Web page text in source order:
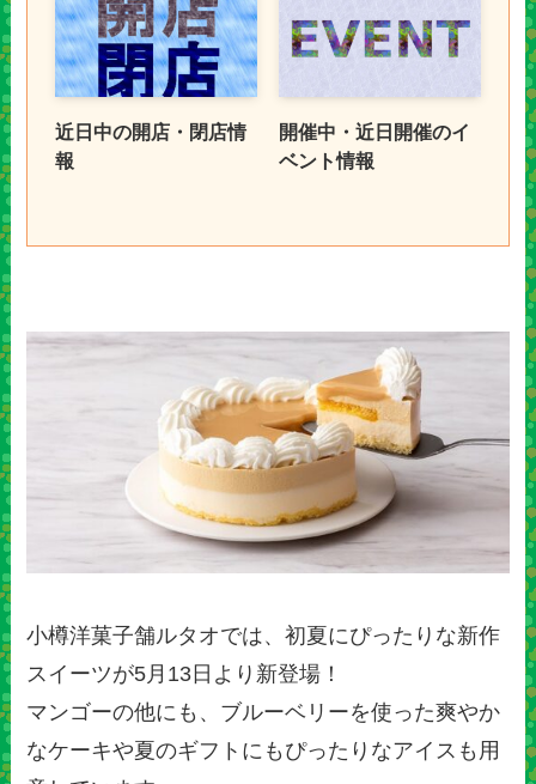
近日中の開店・閉店情
報
開催中・近日開催のイ
ベント情報
小樽洋菓子舗ルタオでは、初夏にぴったりな新作
スイーツが5月13日より新登場！
マンゴーの他にも、ブルーベリーを使った爽やか
なケーキや夏のギフトにもぴったりなアイスも用